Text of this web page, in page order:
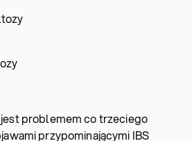
problemem co trzeciego
przypominającymi IBS